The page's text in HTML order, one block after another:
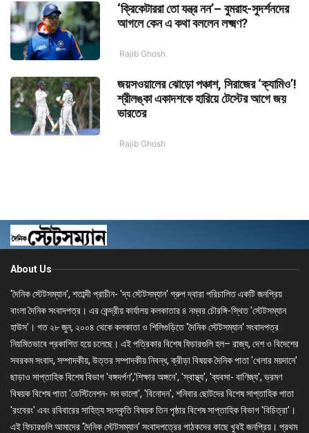
‘ক্রিকেটাররা তো যন্ত্র নন’– বুমরাহ-সুদর্শনদের
আগলে কেন এ কথা বললেন লক্ষ্মণ?
Rajib Ghosh
জয়সওয়ালের ঝোড়ো পঞ্চাশ, সিরাজের ‘ক্যামিও’!
শ্রীলঙ্কা একাদশকে হারিয়ে টেস্টের আগে জয়
ভারতের
Rajib Ghosh
About Us
'দৈনিক স্টেটসম্যান', শতাব্দী প্রাচীন- 'দ্য স্টেটসম্যান' গ্রুপ দ্বারা পরিচালিত একটি জনপ্রিয়
বাংলা দৈনিক সংবাদপত্র। এর কেন্দ্রীয় কার্যালয় কলকাতার ৪ নম্বর চৌরঙ্গি-স্থিত 'স্টেটসম্যান
হাউস'। গত ২৮ জুন, ২০০৪ থেকে কলকাতা ও শিলিগুড়িতে 'দৈনিক স্টেটসম্যান' সংবাদপত্র
নিয়মিতভাবে প্রকাশিত হয়ে চলেছে। এই পত্রিকার বিশেষ ফিচারগুলি হল– রাজ্য, দেশ ও বিদেশের
সবরকম সংবাদ, সম্পাদকীয়, উত্তর সম্পাদকীয় নিবন্ধ, ক্রীড়া বিষয়ক দৈনিক পাতা 'খেলার ময়দানে'
ছাড়াও সাপ্তাহিক বিশেষ বিভাগ 'বঙ্গদর্পণ','শিক্ষার অঙ্গনে', 'স্বাস্থ্য', 'ব্যবসা- বাণিজ্য', ভ্রমণ
বিষয়ক বিশেষ পাতা 'ডেস্টিনেশন- মন ভালো', 'বিনোদন', শনিবার ছোটদের বিশেষ সাপ্তাহিক পাতা
'রংবেরং' এবং রবিবারের সাহিত্য সংস্কৃতি বিষয়ক তিন পৃষ্ঠার বিশেষ সাপ্তাহিক বিভাগ 'বিচিত্রা'।
এই ফিচারগুলি আমাদের 'দৈনিক স্টেটসম্যান' সংবাদপত্রের পাঠকদের কাছে খুবই জনপ্রিয়। প্রথম